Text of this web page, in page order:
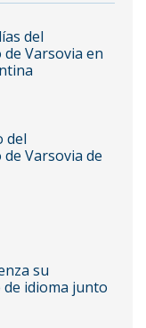
del
Varsovia en
del
Varsovia de
su
idioma junto